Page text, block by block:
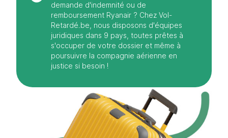
demande d'indemnité ou de
remboursement Ryanair ? Chez Vol-
Retardé.be, nous disposons d'équipes
juridiques dans 9 pays, toutes prêtes à
s'occuper de votre dossier et même à
poursuivre la compagnie aérienne en
justice si besoin !